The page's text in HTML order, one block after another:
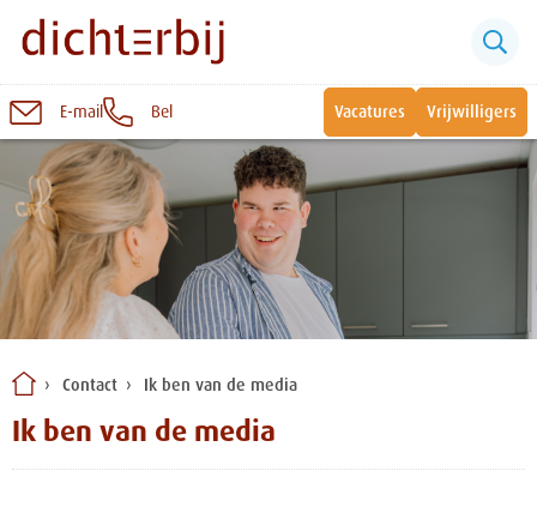
Naar
inhoud
E-mail Bel Vacatures Vrijwilligers
Contact Ik ben van de media
Ik ben van de media
Sluiten
Snel naar:
Wonen bij Dichterbij
Vrije dagbestedingsplekken